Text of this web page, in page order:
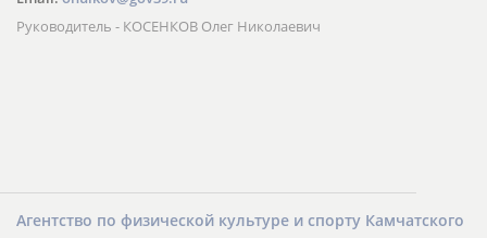
Руководитель - КОСЕНКОВ Олег Николаевич
Агентство по физической культуре и спорту Камчатского